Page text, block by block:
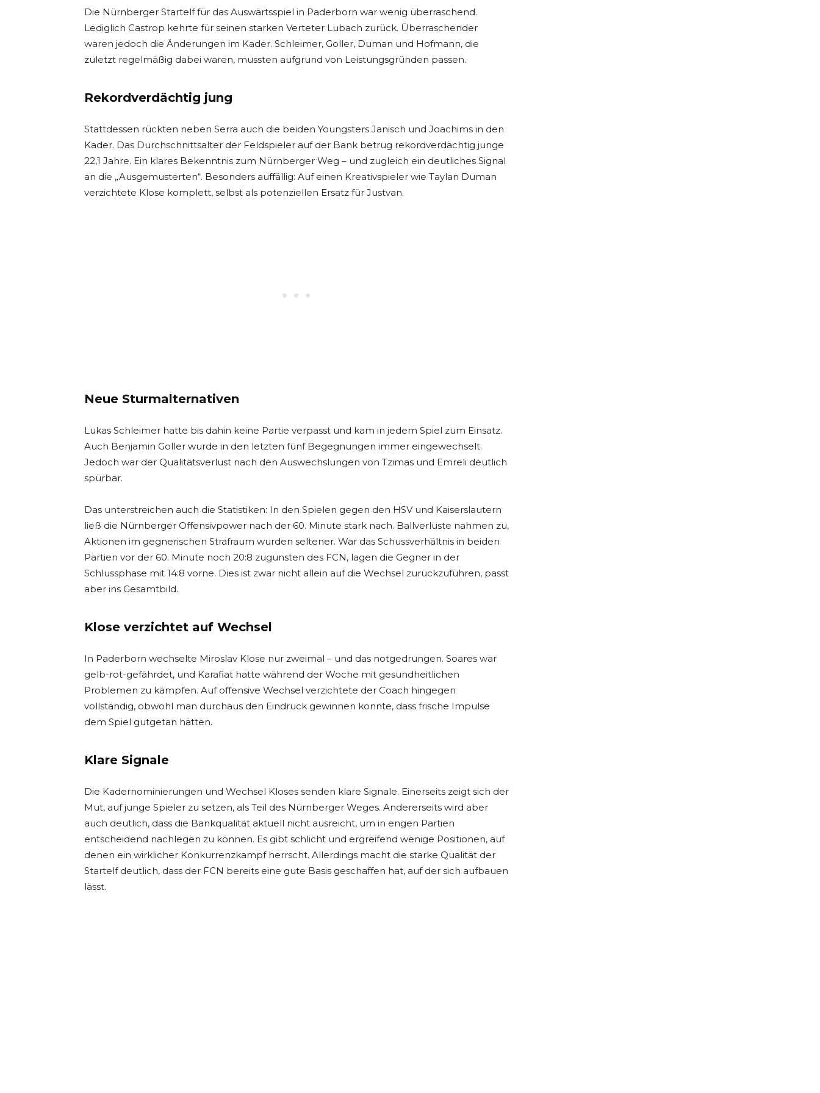
Die Nürnberger Startelf für das Auswärtsspiel in Paderborn war wenig überraschend.
Lediglich Castrop kehrte für seinen starken Verteter Lubach zurück. Überraschender
waren jedoch die Änderungen im Kader. Schleimer, Goller, Duman und Hofmann, die
zuletzt regelmäßig dabei waren, mussten aufgrund von Leistungsgründen passen.
Rekordverdächtig jung
Stattdessen rückten neben Serra auch die beiden Youngsters Janisch und Joachims in den
Kader. Das Durchschnittsalter der Feldspieler auf der Bank betrug rekordverdächtig junge
22,1 Jahre. Ein klares Bekenntnis zum Nürnberger Weg – und zugleich ein deutliches Signal
an die „Ausgemusterten“. Besonders auffällig: Auf einen Kreativspieler wie Taylan Duman
verzichtete Klose komplett, selbst als potenziellen Ersatz für Justvan.
Neue Sturmalternativen
Lukas Schleimer hatte bis dahin keine Partie verpasst und kam in jedem Spiel zum Einsatz.
Auch Benjamin Goller wurde in den letzten fünf Begegnungen immer eingewechselt.
Jedoch war der Qualitätsverlust nach den Auswechslungen von Tzimas und Emreli deutlich
spürbar.
Das unterstreichen auch die Statistiken: In den Spielen gegen den HSV und Kaiserslautern
ließ die Nürnberger Offensivpower nach der 60. Minute stark nach. Ballverluste nahmen zu,
Aktionen im gegnerischen Strafraum wurden seltener. War das Schussverhältnis in beiden
Partien vor der 60. Minute noch 20:8 zugunsten des FCN, lagen die Gegner in der
Schlussphase mit 14:8 vorne. Dies ist zwar nicht allein auf die Wechsel zurückzuführen, passt
aber ins Gesamtbild.
Klose verzichtet auf Wechsel
In Paderborn wechselte Miroslav Klose nur zweimal – und das notgedrungen. Soares war
gelb-rot-gefährdet, und Karafiat hatte während der Woche mit gesundheitlichen
Problemen zu kämpfen. Auf offensive Wechsel verzichtete der Coach hingegen
vollständig, obwohl man durchaus den Eindruck gewinnen konnte, dass frische Impulse
dem Spiel gutgetan hätten.
Klare Signale
Die Kadernominierungen und Wechsel Kloses senden klare Signale. Einerseits zeigt sich der
Mut, auf junge Spieler zu setzen, als Teil des Nürnberger Weges. Andererseits wird aber
auch deutlich, dass die Bankqualität aktuell nicht ausreicht, um in engen Partien
entscheidend nachlegen zu können. Es gibt schlicht und ergreifend wenige Positionen, auf
denen ein wirklicher Konkurrenzkampf herrscht. Allerdings macht die starke Qualität der
Startelf deutlich, dass der FCN bereits eine gute Basis geschaffen hat, auf der sich aufbauen
lässt.